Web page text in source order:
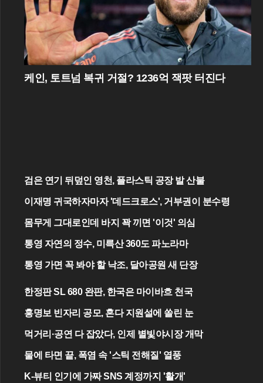
케인, 토트넘 복귀 거절? 1236억 잭팟 터진다
검은 연기 뒤덮인 영천, 플라스틱 공장 발 산불
이재명 귀국하자마자 '데드크로스', 거부권이 분수령
몸무게 그대로인데 바지 꽉 끼면 '이것' 의심
통영 자연의 정수, 미륵산 360도 파노라마
통영 가면 꼭 봐야 할 낙조, 달아공원 새 단장
한정판 SL 680 완판, 한국은 마이바흐 천국
홍명보 빈자리 공모, 혼다 지원설에 쏠린 눈
먹거리·공연 다 잡았다, 인제 별빛야시장 개막
물에 타면 끝, 폭염 속 '스틱 전해질' 열풍
K-뷰티 인기에 가짜 SNS 계정까지 '활개'